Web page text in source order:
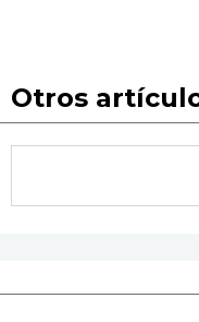
Otros